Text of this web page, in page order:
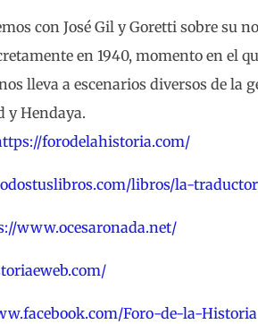
con José Gil y Goretti sobre su
en 1940, momento en el
lleva a escenarios diversos de la
y Hendaya.
forodelahistoria.com/
libros/la-
www.ocesaronada.net/
Foro-de-la-Historia